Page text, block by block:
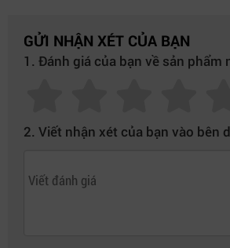
GỬI NHẬN XÉT CỦA BẠN
1. Đánh giá của bạn về sản phẩm
2. Viết nhận xét của bạn vào bên